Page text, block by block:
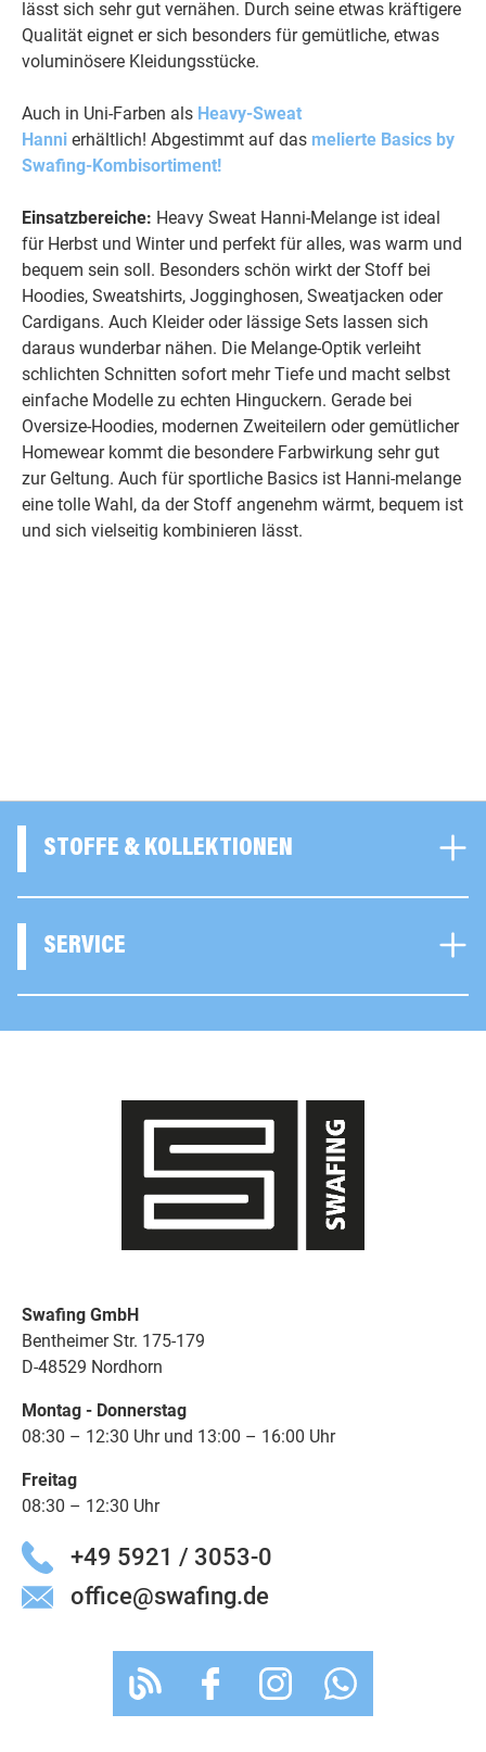
lässt sich sehr gut vernähen. Durch seine etwas kräftigere
Qualität eignet er sich besonders für gemütliche, etwas
voluminösere Kleidungsstücke.
Auch in Uni-Farben als Heavy-Sweat
Hanni erhältlich! Abgestimmt auf das melierte Basics by
Swafing-Kombisortiment!
Einsatzbereiche: Heavy Sweat Hanni-Melange ist ideal
für Herbst und Winter und perfekt für alles, was warm und
bequem sein soll. Besonders schön wirkt der Stoff bei
Hoodies, Sweatshirts, Jogginghosen, Sweatjacken oder
Cardigans. Auch Kleider oder lässige Sets lassen sich
daraus wunderbar nähen. Die Melange-Optik verleiht
schlichten Schnitten sofort mehr Tiefe und macht selbst
einfache Modelle zu echten Hinguckern. Gerade bei
Oversize-Hoodies, modernen Zweiteilern oder gemütlicher
Homewear kommt die besondere Farbwirkung sehr gut
zur Geltung. Auch für sportliche Basics ist Hanni-melange
eine tolle Wahl, da der Stoff angenehm wärmt, bequem ist
und sich vielseitig kombinieren lässt.
STOFFE & KOLLEKTIONEN
SERVICE
Swafing GmbH
Bentheimer Str. 175-179
D-48529 Nordhorn
Montag - Donnerstag
08:30 – 12:30 Uhr und 13:00 – 16:00 Uhr
Freitag
08:30 – 12:30 Uhr
+49 5921 / 3053-0
office@swafing.de